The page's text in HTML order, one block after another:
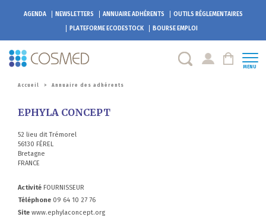
AGENDA NEWSLETTERS ANNUAIRE ADHÉRENTS
OUTILS RÉGLEMENTAIRES
PLATEFORMEECODESTOCK BOURSE EMPLOI
MENU
Accueil > Annuaire des adhérents
EPHYLA CONCEPT
52 lieu dit Trémorel
56130 FÉREL
Bretagne
FRANCE
Activité FOURNISSEUR
Téléphone 09 64 10 27 76
Site www.ephylaconcept.org